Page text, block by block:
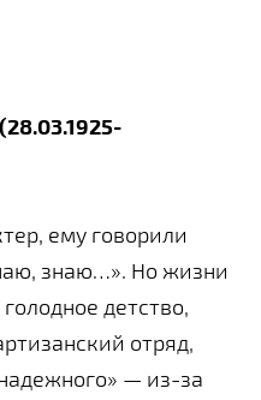
ему говорили
знаю…». Но жизни
детство,
отряд,
— из-за